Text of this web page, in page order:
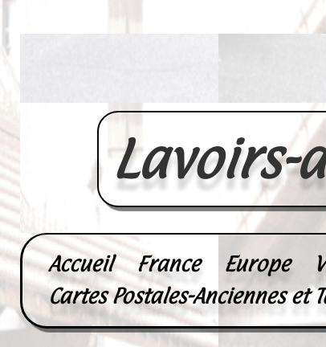
Lavoirs-
Accueil France Europe
Cartes Postales-Anciennes et